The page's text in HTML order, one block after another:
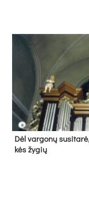
Dėl var­go­nų
kės žy­gių